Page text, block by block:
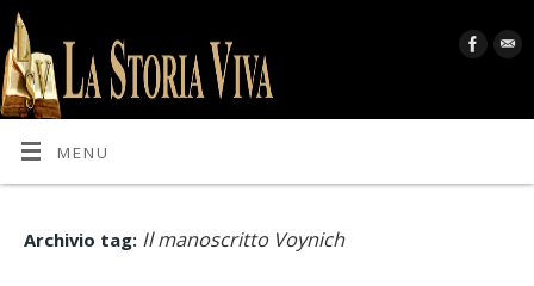
MENU
Archivio tag: Il manoscritto Voynich